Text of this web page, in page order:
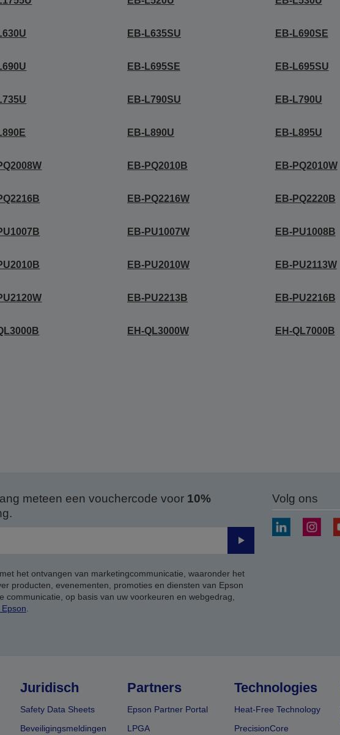
EB-L635SU EB-L690SE
EB-L695SE EB-L695SU
EB-L790SU EB-L790U
EB-L890U EB-L895U
EB-PQ2010B EB-PQ2010W
EB-PQ2216W EB-PQ2220B
EB-PU1007W EB-PU1008B
EB-PU2010W EB-PU2113W
EB-PU2213B EB-PU2216B
EH-QL3000W EH-QL7000B
meteen een vouchercode voor 10%
Verzenden
het ontvangen van marketingcommunicatie, waaronder het
producten, evenementen, promoties en diensten van Epson
op basis van uw voorkeuren en webgedrag,
Volg ons
Juridisch
Safety Data Sheets
Beveiligingsmeldingen
Partners
Epson Partner Portal
LPGA
Technologies
Heat-Free Technology
PrecisionCore